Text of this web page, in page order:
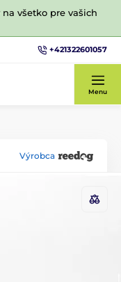
všetko pre vašich
+421322601057
Menu
Výrobca